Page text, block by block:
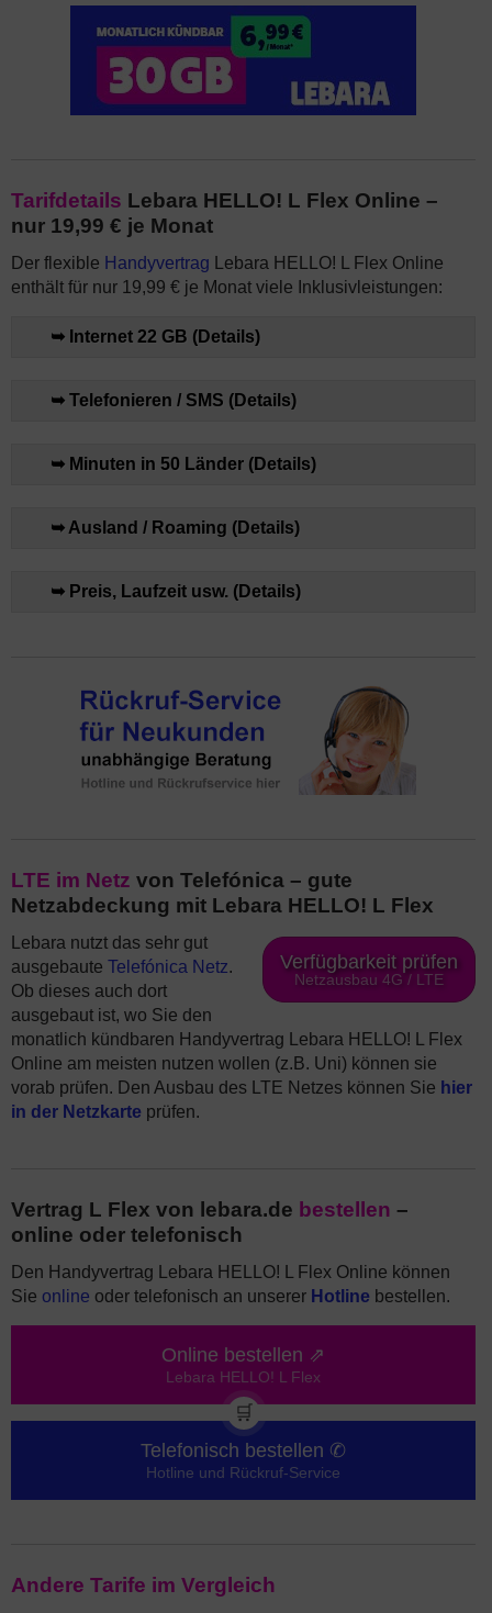
Tarifdetails Lebara HELLO! L Flex Online –
nur 19,99 € je Monat
Der flexible Handyvertrag Lebara HELLO! L Flex Online
enthält für nur 19,99 € je Monat viele Inklusivleistungen:
➥ Internet 22 GB (Details)
➥ Telefonieren / SMS (Details)
➥ Minuten in 50 Länder (Details)
➥ Ausland / Roaming (Details)
➥ Preis, Laufzeit usw. (Details)
LTE im Netz von Telefónica – gute
Netzabdeckung mit Lebara HELLO! L Flex
Verfügbarkeit prüfen
Netzausbau 4G / LTE
Lebara nutzt das sehr gut
ausgebaute Telefónica Netz.
Ob dieses auch dort
ausgebaut ist, wo Sie den
monatlich kündbaren Handyvertrag Lebara HELLO! L Flex
Online am meisten nutzen wollen (z.B. Uni) können sie
vorab prüfen. Den Ausbau des LTE Netzes können Sie hier
in der Netzkarte prüfen.
Vertrag L Flex von lebara.de bestellen –
online oder telefonisch
Den Handyvertrag Lebara HELLO! L Flex Online können
Sie online oder telefonisch an unserer Hotline bestellen.
Online bestellen ⇗
Lebara HELLO! L Flex
🛒
Telefonisch bestellen ✆
Hotline und Rückruf-Service
Andere Tarife im Vergleich